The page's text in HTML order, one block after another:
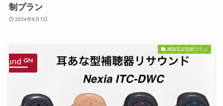
制プラン
2024年9月7日
補聴器定額制プラン